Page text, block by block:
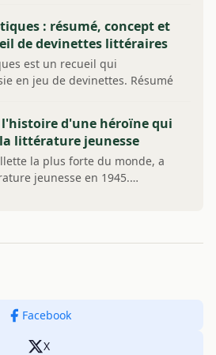
: résumé, concept et
de devinettes littéraires
est un recueil qui
en jeu de devinettes. Résumé
d'une héroïne qui
littérature jeunesse
la plus forte du monde, a
jeunesse en 1945.…
Facebook
X